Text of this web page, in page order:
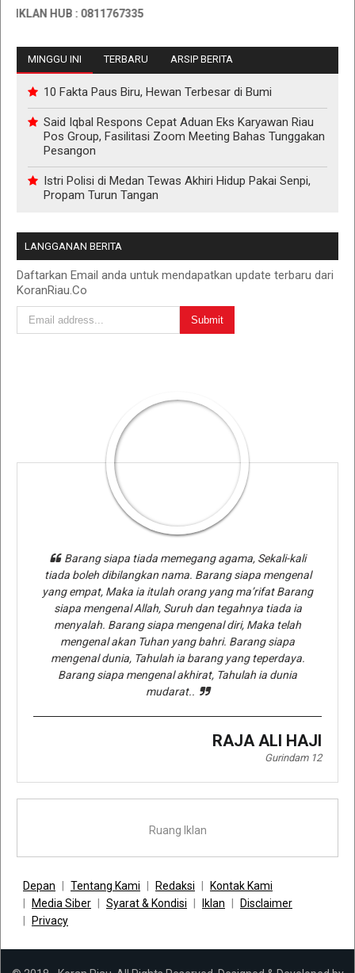
HUB : 0811767335
MINGGU INI TERBARU ARSIP BERITA
10 Fakta Paus Biru, Hewan Terbesar di Bumi
Said Iqbal Respons Cepat Aduan Eks Karyawan Riau
Pos Group, Fasilitasi Zoom Meeting Bahas Tunggakan
Pesangon
Istri Polisi di Medan Tewas Akhiri Hidup Pakai Senpi,
Propam Turun Tangan
LANGGANAN BERITA
Daftarkan Email anda untuk mendapatkan update terbaru dari
KoranRiau.Co
Barang siapa tiada memegang agama, Sekali-kali
tiada boleh dibilangkan nama. Barang siapa mengenal
yang empat, Maka ia itulah orang yang ma’rifat Barang
siapa mengenal Allah, Suruh dan tegahnya tiada ia
menyalah. Barang siapa mengenal diri, Maka telah
mengenal akan Tuhan yang bahri. Barang siapa
mengenal dunia, Tahulah ia barang yang teperdaya.
Barang siapa mengenal akhirat, Tahulah ia dunia
mudarat..
RAJA ALI HAJI
Gurindam 12
Ruang Iklan
Depan Tentang Kami Redaksi
Kontak Kami
Media Siber
Syarat & Kondisi Iklan
Disclaimer
Privacy